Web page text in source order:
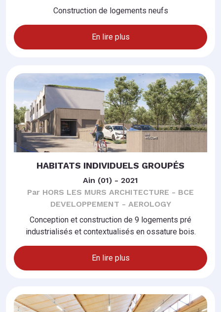
Construction de logements neufs
En lire plus
HABITATS INDIVIDUELS GROUPÉS
Ain (01) - 2021
Par HORS LES MURS ARCHITECTURE - BCE
DEVELOPPEMENT - AEROLOGY
Conception et construction de 9 logements pré
industrialisés et contextualisés en ossature bois.
En lire plus